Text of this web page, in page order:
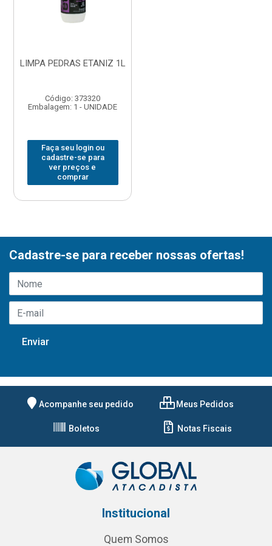
LIMPA PEDRAS ETANIZ 1L
Código: 373320
Embalagem: 1 - UNIDADE
Faça seu login ou
cadastre-se para
ver preços e
comprar
Cadastre-se para receber nossas ofertas!
Acompanhe seu pedido Meus Pedidos
Boletos Notas Fiscais
Institucional
Quem Somos